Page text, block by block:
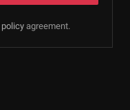
policyagreement.